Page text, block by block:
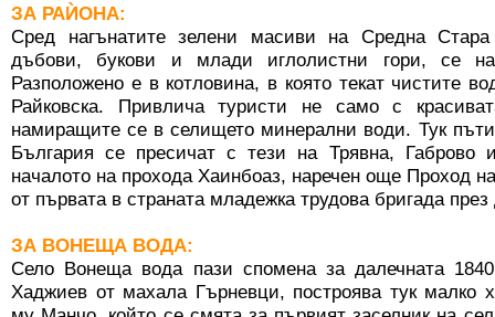
ЗА РАЍОНА:
Сред нагънатите зелени масиви на Средна
дъбови, букови и млади иглолистни гори, се
Разположено е в котловина, в която текат чистите
Райковска. Привлича туристи не само с
намиращите се в селището минерални води. Тук
България се пресичат с тези на Трявна,
началото на прохода Хаинбоаз, наречен още Проход
от първата в страната младежка трудова бригада през
ЗА ВОНЕЩА ВОДА:
Село Вонеща вода пази спомена за далечната
Хаджиев от махала Гърневци, построява тук малко